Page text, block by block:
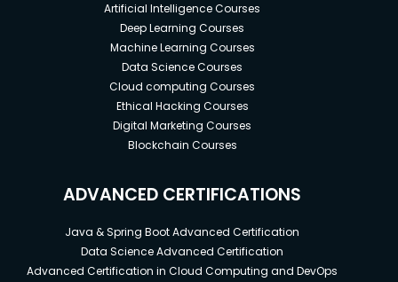
Artificial Intelligence Courses
Deep Learning Courses
Machine Learning Courses
Data Science Courses
Cloud computing Courses
Ethical Hacking Courses
Digital Marketing Courses
Blockchain Courses
ADVANCED CERTIFICATIONS
Java & Spring Boot Advanced Certification
Data Science Advanced Certification
Advanced Certification in Cloud Computing and DevOps